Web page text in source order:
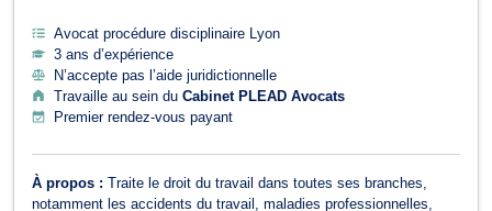
Avocat procédure disciplinaire Lyon
3 ans d’expérience
N’accepte pas l’aide juridictionnelle
Travaille au sein du Cabinet PLEAD Avocats
Premier rendez-vous payant
À propos : Traite le droit du travail dans toutes ses branches,
notamment les accidents du travail, maladies professionnelles,